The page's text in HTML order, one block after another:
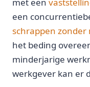
een
schrappen
het beding
minderjarige
werkgever kan er